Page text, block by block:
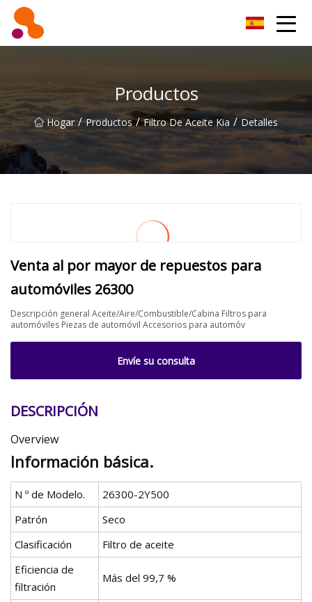
Productos
Hogar / Productos / Filtro De Aceite Kia / Detalles
Venta al por mayor de repuestos para
automóviles 26300
Descripción general Aceite/Aire/Combustible/Cabina Filtros para
automóviles Piezas de automóvil Accesorios para automóv
Envíe su consulta
DESCRIPCIÓN
Overview
Información básica.
N º de Modelo.
26300-2Y500
Patrón
Seco
Clasificación
Filtro de aceite
Eficiencia de
filtración
Más del 99,7 %